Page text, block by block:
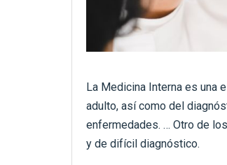
La Medicina Interna es una
adulto, así como del
enfermedades. … Otro de
y de difícil diagnóstico.